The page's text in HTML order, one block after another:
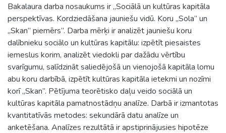
Bakalaura darba nosaukums ir „Sociālā un kultūras kapitāla
perspektīvas. Kordziedāšana jauniešu vidū. Koru „Sola” un
„Skan” piemērs”. Darba mērķi ir analizēt jauniešu koru
dalībnieku sociālo un kultūras kapitālu: izpētīt piesaistes
iemeslus korim, analizēt viedokli par dažādu vērtību
svarīgumu, salīdzināt saliedējošā un vienojošā kapitāla lomu
abu koru darbībā, izpētīt kultūras kapitāla ietekmi un nozīmi
korī „Skan”. Pētījuma teorētisko daļu veido sociālā un
kultūras kapitāla pamatnostādņu analīze. Darbā ir izmantotas
kvantitatīvās metodes: sekundārā datu analīze un
anketēšana. Analīzes rezultātā ir apstiprinājusies hipotēze